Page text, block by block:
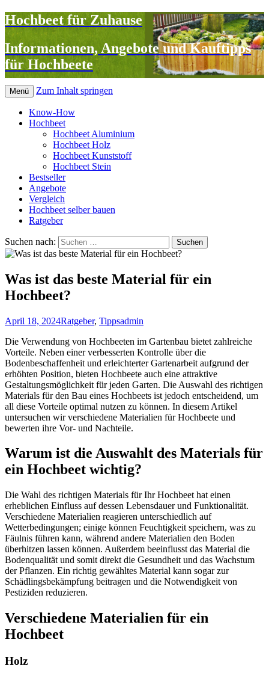
Hochbeet für Zuhause
Informationen, Angebote und Kauftipps
für Hochbeete
Menü Zum Inhalt springen
Know-How
Hochbeet
Hochbeet Aluminium
Hochbeet Holz
Hochbeet Kunststoff
Hochbeet Stein
Bestseller
Angebote
Vergleich
Hochbeet selber bauen
Ratgeber
Suchen nach:
Was ist das beste Material für ein
Hochbeet?
April 18, 2024Ratgeber, Tippsadmin
Die Verwendung von Hochbeeten im Gartenbau bietet zahlreiche
Vorteile. Neben einer verbesserten Kontrolle über die
Bodenbeschaffenheit und erleichterter Gartenarbeit aufgrund der
erhöhten Position, bieten Hochbeete auch eine attraktive
Gestaltungsmöglichkeit für jeden Garten. Die Auswahl des richtigen
Materials für den Bau eines Hochbeets ist jedoch entscheidend, um
all diese Vorteile optimal nutzen zu können. In diesem Artikel
untersuchen wir verschiedene Materialien für Hochbeete und
bewerten ihre Vor- und Nachteile.
Warum ist die Auswahlt des Materials für
ein Hochbeet wichtig?
Die Wahl des richtigen Materials für Ihr Hochbeet hat einen
erheblichen Einfluss auf dessen Lebensdauer und Funktionalität.
Verschiedene Materialien reagieren unterschiedlich auf
Wetterbedingungen; einige können Feuchtigkeit speichern, was zu
Fäulnis führen kann, während andere Materialien den Boden
überhitzen lassen können. Außerdem beeinflusst das Material die
Bodenqualität und somit direkt die Gesundheit und das Wachstum
der Pflanzen. Ein richtig gewähltes Material kann sogar zur
Schädlingsbekämpfung beitragen und die Notwendigkeit von
Pestiziden reduzieren.
Verschiedene Materialien für ein
Hochbeet
Holz